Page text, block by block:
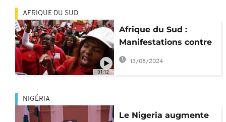
01:12
AFRIQUE DU SUD
Afrique du Sud :
Manifestations contre
la corruption
13/08/2024
NIGÉRIA
Le Nigeria augmente